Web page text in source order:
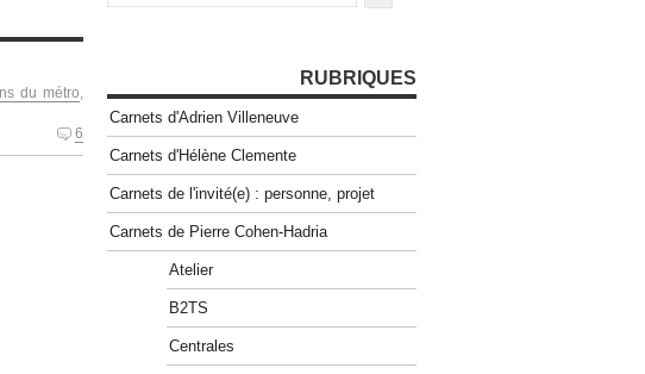
du métro,
6
RUBRIQUES
Carnets d'Adrien Villeneuve
Carnets d'Hélène Clemente
Carnets de l'invité(e) : personne, projet
Carnets de Pierre Cohen-Hadria
Atelier
B2TS
Centrales